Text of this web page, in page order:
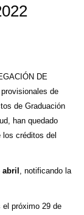
DE
de
de Graduación
han quedado
los créditos del
abril , notificando la
próximo 29 de